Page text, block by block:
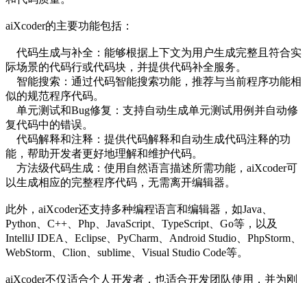
aiXcoder的主要功能包括：
代码生成与补全：能够根据上下文为用户生成完整且符合实
际场景的代码行或代码块，并提供代码补全服务。
智能搜索：通过代码智能搜索功能，推荐与当前程序功能相
似的规范程序代码。
单元测试和Bug修复：支持自动生成单元测试用例并自动修
复代码中的错误。
代码解释和注释：提供代码解释和自动生成代码注释的功
能，帮助开发者更好地理解和维护代码。
方法级代码生成：使用自然语言描述所需功能，aiXcoder可
以生成相应的完整程序代码，无需离开编辑器。
此外，aiXcoder还支持多种编程语言和编辑器，如Java、
Python、C++、Php、JavaScript、TypeScript、Go等，以及
IntelliJ IDEA、Eclipse、PyCharm、Android Studio、PhpStorm、
WebStorm、Clion、sublime、Visual Studio Code等。
aiXcoder不仅适合个人开发者，也适合开发团队使用，并为刚